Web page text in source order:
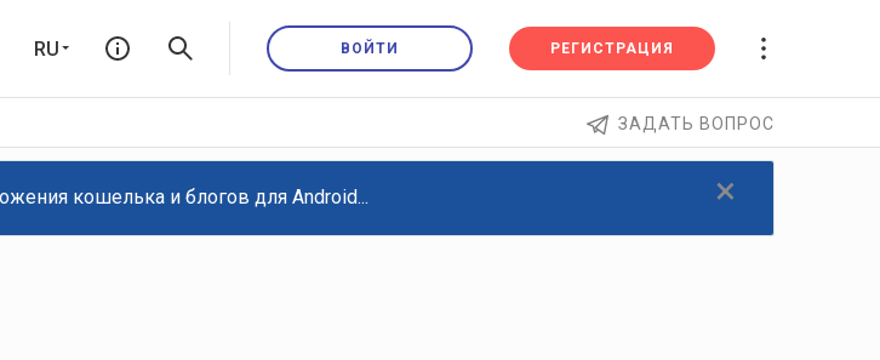
RU ВОЙТИ РЕГИСТРАЦИЯ
ЗАДАТЬ ВОПРОС
×
кошелька и блогов для Android...